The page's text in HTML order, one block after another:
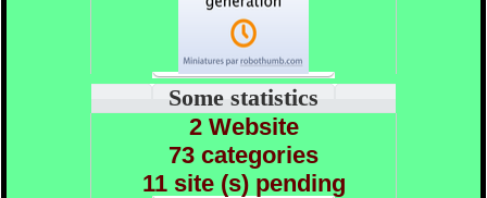
Some statistics
2 Website
73 categories
11 site (s) pending